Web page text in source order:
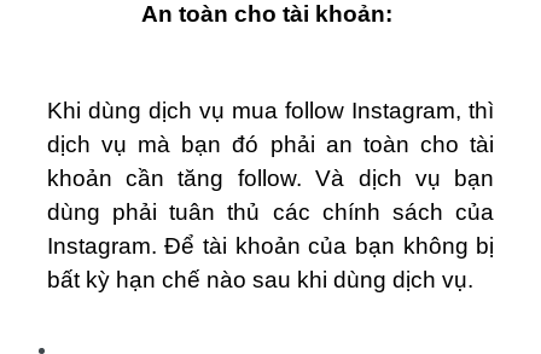
An toàn cho tài khoản:
Khi dùng dịch vụ mua follow Instagram, thì
dịch vụ mà bạn đó phải an toàn cho tài
khoản cần tăng follow. Và dịch vụ bạn
dùng phải tuân thủ các chính sách của
Instagram. Để tài khoản của bạn không bị
bất kỳ hạn chế nào sau khi dùng dịch vụ.